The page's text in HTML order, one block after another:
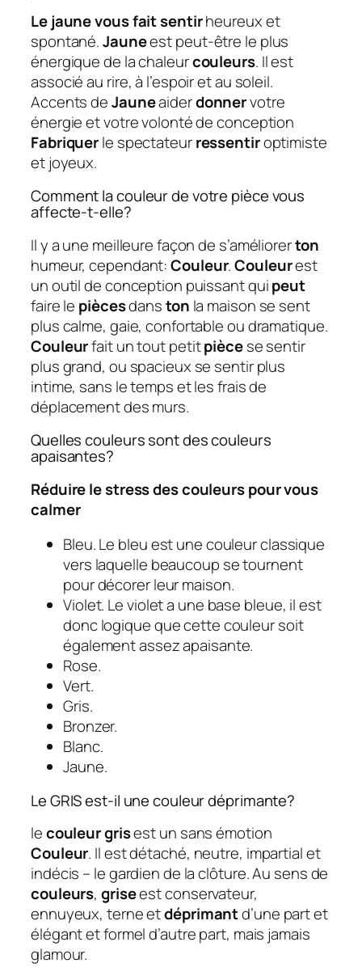
Le jaune vous fait sentirheureux et
spontané.Jauneest peut-être le plus
énergique de la chaleurcouleurs. Il est
associé au rire, à l’espoir et au soleil.
Accents deJauneaiderdonnervotre
énergie et votre volonté de conception
Fabriquerle spectateurressentiroptimiste
et joyeux.
Comment la couleur de votre pièce vous
affecte-t-elle?
Il y a une meilleure façon de s’améliorerton
humeur, cependant:Couleur.Couleurest
un outil de conception puissant quipeut
faire le piècesdanston la maison se sent
plus calme, gaie, confortable ou dramatique.
Couleurfait un tout petitpiècese sentir
plus grand, ou spacieux se sentir plus
intime, sans le temps et les frais de
déplacement des murs.
Quelles couleurs sont des couleurs
apaisantes?
Réduire le stress des couleurs pour vous
calmer
Bleu. Le bleu est une couleur classique
vers laquelle beaucoup se tournent
pour décorer leur maison.
Violet. Le violet a une base bleue, il est
donc logique que cette couleur soit
également assez apaisante.
Rose.
Vert.
Gris.
Bronzer.
Blanc.
Jaune.
Le GRIS est-il une couleur déprimante?
lecouleur grisest un sans émotion
Couleur. Il est détaché, neutre, impartial et
indécis – le gardien de la clôture. Au sens de
couleurs,griseest conservateur,
ennuyeux, terne etdéprimantd’une part et
élégant et formel d’autre part, mais jamais
glamour.